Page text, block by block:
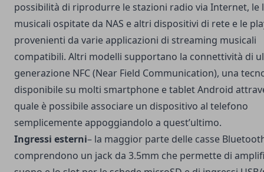
possibilità di riprodurre le stazioni radio via Internet, le
musicali ospitate da NAS e altri dispositivi di rete e le
provenienti da varie applicazioni di streaming musicali
compatibili. Altri modelli supportano la connettività di
generazione NFC (Near Field Communication), una
disponibile su molti smartphone e tablet Android
quale è possibile associare un dispositivo al telefono
semplicemente appoggiandolo a quest’ultimo.
Ingressi esterni– la maggior parte delle casse
comprendono un jack da 3.5mm che permette di